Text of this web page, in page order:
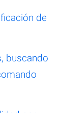
de
buscando